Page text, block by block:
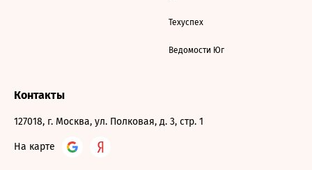
Техуспех
Ведомости Юг
Контакты
127018, г. Москва, ул. Полковая, д. 3, стр. 1
На карте